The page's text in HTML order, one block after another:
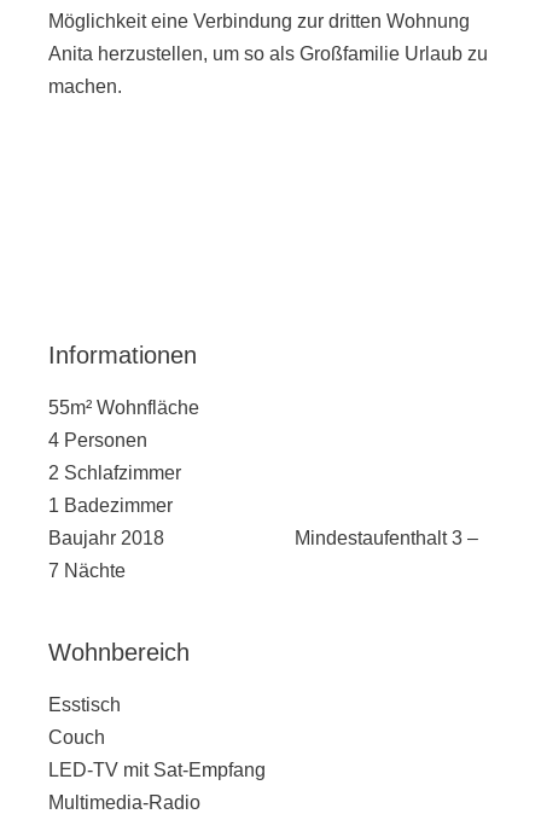
Möglichkeit eine Verbindung zur dritten Wohnung
Anita herzustellen, um so als Großfamilie Urlaub zu
machen.
Informationen​
55m² Wohnfläche
4 Personen
2 Schlafzimmer
1 Badezimmer
Baujahr 2018 Mindestaufenthalt 3 –
7 Nächte
Wohnbereich
Esstisch
Couch
LED-TV mit Sat-Empfang
Multimedia-Radio